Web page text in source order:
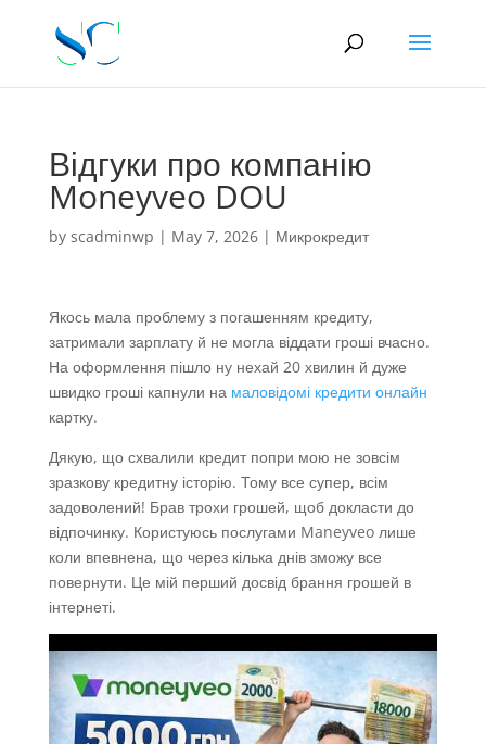
Відгуки про компанію
Moneyveo DOU
by scadminwp | May 7, 2026| Микрокредит
Якось мала проблему з погашенням кредиту,
затримали зарплату й не могла віддати гроші вчасно.
На оформлення пішло ну нехай 20 хвилин й дуже
швидко гроші капнули на маловідомі кредити онлайн
картку.
Дякую, що схвалили кредит попри мою не зовсім
зразкову кредитну історію. Тому все супер, всім
задоволений! Брав трохи грошей, щоб докласти до
відпочинку. Користуюсь послугами Maneyveo лише
коли впевнена, що через кілька днів зможу все
повернути. Це мій перший досвід брання грошей в
інтернеті.